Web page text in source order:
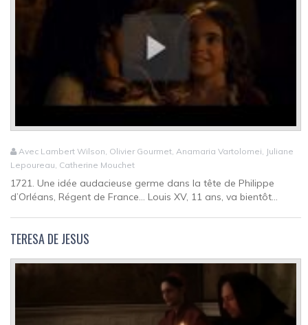
Avec Lambert Wilson, Olivier Gourmet, Anamaria Vartolomei, Juliane
Lepoureau, Catherine Mouchet
1721. Une idée audacieuse germe dans la tête de Philippe
d’Orléans, Régent de France… Louis XV, 11 ans, va bientôt...
TERESA DE JESUS